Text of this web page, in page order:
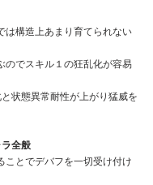
造上あまり育てられない
スキル１の狂乱化が容易
態異常耐性が上がり猛威を
全般
でデバフを一切受け付け